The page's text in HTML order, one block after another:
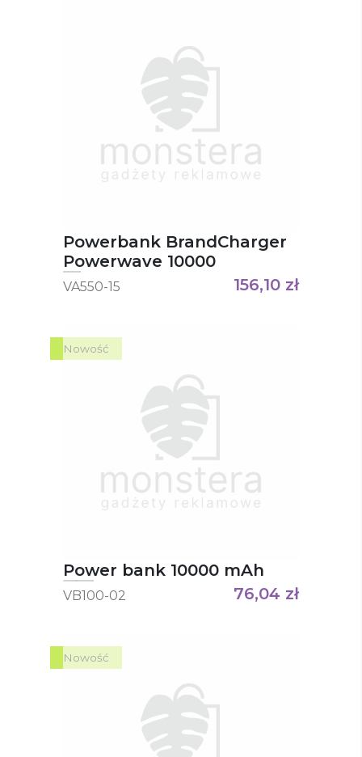
Powerbank BrandCharger
Powerwave 10000
VA550-15 156,10 zł
Nowość
Power bank 10000 mAh
VB100-02 76,04 zł
Nowość